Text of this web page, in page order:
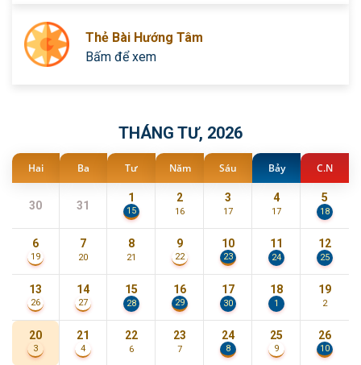
Thẻ Bài Hướng Tâm
Bấm để xem
THÁNG TƯ, 2026
Hai Ba Tư Năm Sáu Bảy C.N
30 31
1
15
2
16
3
17
4
17
5
18
6
19
7
20
8
21
9
22
10
23
11
24
12
25
13
26
14
27
15
28
16
29
17
30
18
1
19
2
20
3
21
4
22
6
23
7
24
8
25
9
26
10